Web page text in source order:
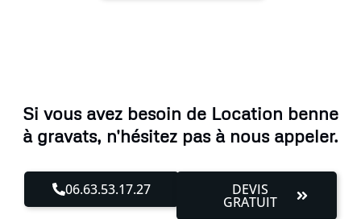
Si vous avez besoin de Location benne
à gravats, n'hésitez pas à nous appeler.
06.63.53.17.27 DEVIS
GRATUIT